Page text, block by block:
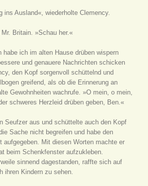
ins Ausland«, wiederholte Clemency.
Britain. »Schau her.«
habe ich im alten Hause drüben wispern
und genauere Nachrichten schicken
den Kopf sorgenvoll schüttelnd und
greifend, als ob die Erinnerung an
Gewohnheiten wachrufe. »O mein, o mein,
schweres Herzleid drüben geben, Ben.«
Seufzer aus und schüttelte auch den Kopf
Sache nicht begreifen und habe den
aufgegeben. Mit diesen Worten machte er
beim Schenkfenster aufzukleben.
sinnend dagestanden, raffte sich auf
ihren Kindern zu sehen.